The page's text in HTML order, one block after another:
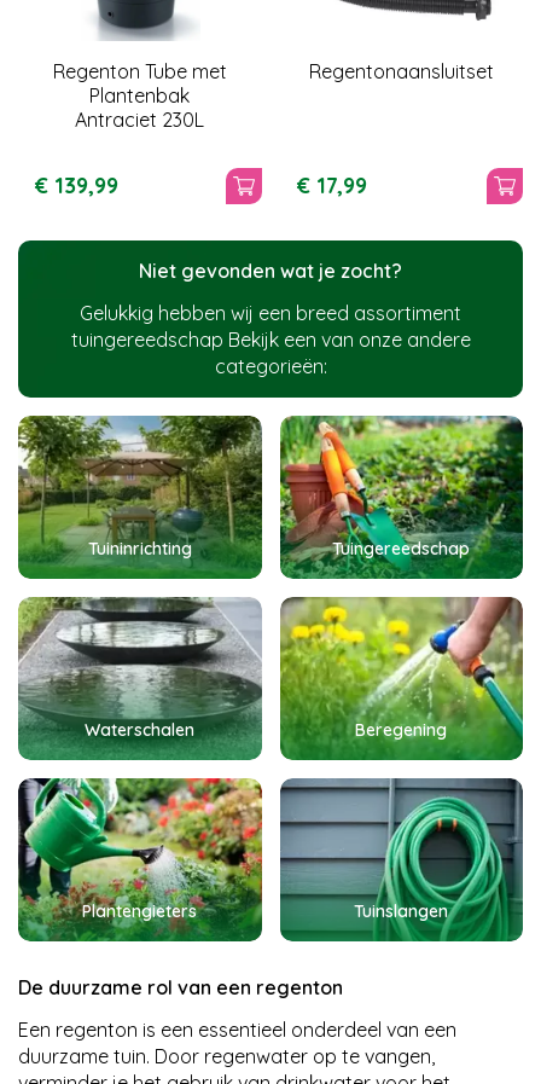
Regenton Tube met
Plantenbak
Antraciet 230L
€ 139,99
Regentonaansluitset
€ 17,99
Niet gevonden wat je zocht?
Gelukkig hebben wij een breed assortiment
tuingereedschap Bekijk een van onze andere
categorieën:
Tuininrichting Tuingereedschap
Waterschalen Beregening
Plantengieters Tuinslangen
De duurzame rol van een regenton
Een regenton is een essentieel onderdeel van een
duurzame tuin. Door regenwater op te vangen,